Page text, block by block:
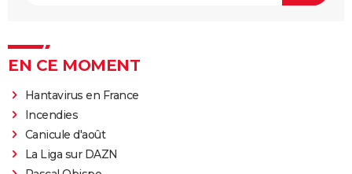
EN CE MOMENT
Hantavirus en France
Incendies
Canicule d'août
La Liga sur DAZN